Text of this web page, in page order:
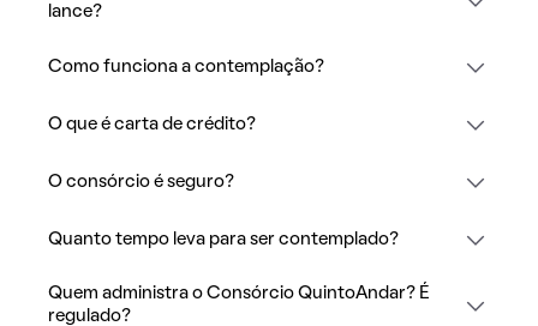
lance?
Como funciona a contemplação?
O que é carta de crédito?
O consórcio é seguro?
Quanto tempo leva para ser contemplado?
Quem administra o Consórcio QuintoAndar? É
regulado?